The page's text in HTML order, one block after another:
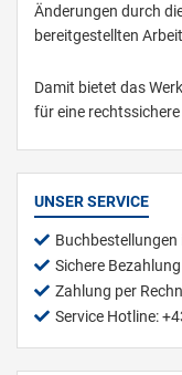
Änderungen durch
bereitgestellten
Damit bietet das
für eine
UNSER SERVICE
Sichere Bezahlung
Zahlung per
Service Hotline: